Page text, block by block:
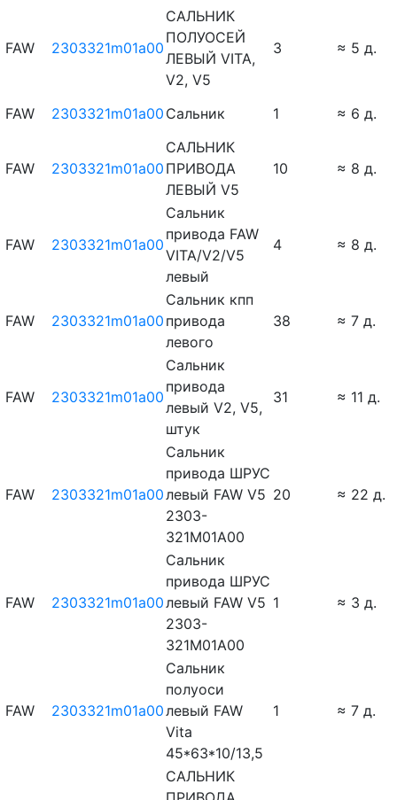
FAW 2303321m01a00
САЛЬНИК
ПОЛУОСЕЙ
ЛЕВЫЙ VITA,
V2, V5
3 ≈ 5 д.
FAW 2303321m01a00 Сальник 1 ≈ 6 д.
FAW 2303321m01a00
САЛЬНИК
ПРИВОДА
ЛЕВЫЙ V5
10 ≈ 8 д.
FAW 2303321m01a00
Сальник
привода FAW
VITA/V2/V5
левый
4 ≈ 8 д.
FAW 2303321m01a00
Сальник кпп
привода
левого
38 ≈ 7 д.
FAW 2303321m01a00
Сальник
привода
левый V2, V5,
штук
31 ≈ 11 д.
FAW 2303321m01a00
Сальник
привода ШРУС
левый FAW V5
2303-
321M01A00
20 ≈ 22 д.
FAW 2303321m01a00
Сальник
привода ШРУС
левый FAW V5
2303-
321M01A00
1 ≈ 3 д.
FAW 2303321m01a00
Сальник
полуоси
левый FAW
Vita
45*63*10/13,5
1 ≈ 7 д.
САЛЬНИК